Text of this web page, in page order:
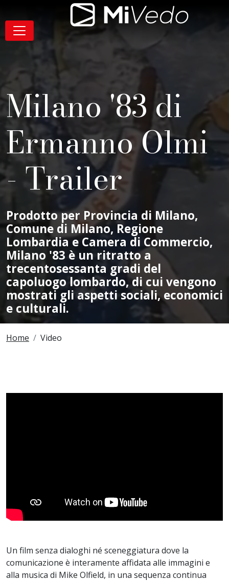
Salta alla navigazione
Navigazione
Milano '83 di
Ermanno Olmi
- Trailer
Prodotto per Provincia di Milano,
Comune di Milano, Regione
Lombardia e Camera di Commercio,
Milano '83 è un ritratto a
trecentosessanta gradi del
capoluogo lombardo, di cui vengono
mostrati gli aspetti sociali, economici
e culturali.
Breadcrumbs
Home Video
Un film senza dialoghi né sceneggiatura dove la
comunicazione è interamente affidata alle immagini e
alla musica di Mike Olfield, in una sequenza continua